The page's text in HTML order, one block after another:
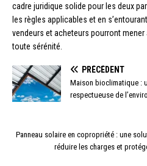
cadre juridique solide pour les deux
les règles applicables et en
vendeurs et acheteurs pourront
toute sérénité.
PRÉCÉDENT
Maison bioclimatique :
respectueuse de
Panneau solaire en copropriété : une
réduire les charges et